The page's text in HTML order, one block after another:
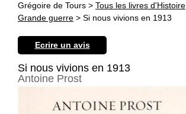
Antiquité
Epoque moderne
Grégoire de Tours > Tous les livres d'Histoire
Grande guerre > Si nous vivions en 1913
Ecrire un avis
Si nous vivions en 1913
Antoine Prost